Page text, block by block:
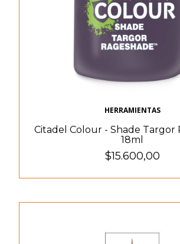
HERRAMIENTAS
Citadel Colour - Shade Targor
18ml
$15.600,00